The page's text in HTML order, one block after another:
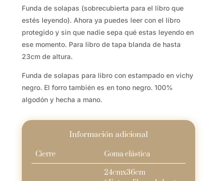
Funda de solapas (sobrecubierta para el libro que
estés leyendo). Ahora ya puedes leer con el libro
protegido y sin que nadie sepa qué estas leyendo en
ese momento. Para libro de tapa blanda de hasta
23cm de altura.
Funda de solapas para libro con estampado en vichy
negro. El forro también es en tono negro. 100%
algodón y hecha a mano.
Información adicional
Cierre
Goma elástica
24cmx36cm